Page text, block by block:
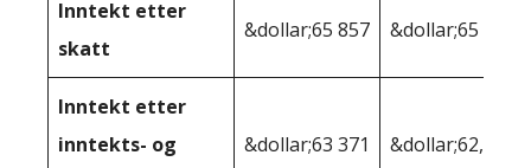
Inntekt etter
skatt
&dollar;65 857 &dollar;65 615
Inntekt etter
inntekts- og
&dollar;63 371 &dollar;62,141